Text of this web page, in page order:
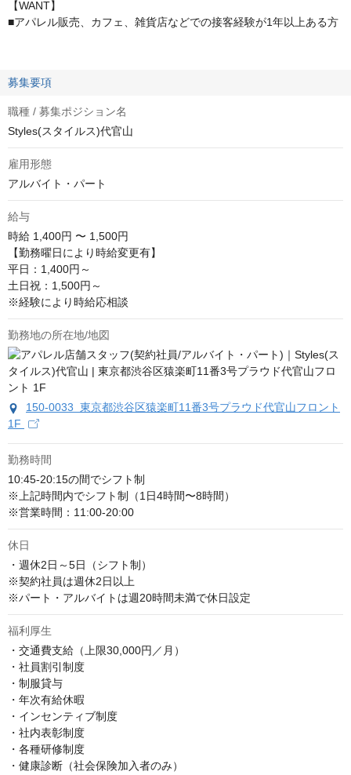
【WANT】
■アパレル販売、カフェ、雑貨店などでの接客経験が1年以上ある方
募集要項
職種 / 募集ポジション名
Styles(スタイルス)代官山
雇用形態
アルバイト・パート
給与
時給 1,400円 〜 1,500円
【勤務曜日により時給変更有】
平日：1,400円～
土日祝：1,500円～
※経験により時給応相談
勤務地の所在地/地図
150-0033 東京都渋谷区猿楽町11番3号プラウド代官山フロント
1F
勤務時間
10:45-20:15の間でシフト制
※上記時間内でシフト制（1日4時間〜8時間）
※営業時間：11:00‐20:00
休日
・週休2日～5日（シフト制）
※契約社員は週休2日以上
※パート・アルバイトは週20時間未満で休日設定
福利厚生
・交通費支給（上限30,000円／月）
・社員割引制度
・制服貸与
・年次有給休暇
・インセンティブ制度
・社内表彰制度
・各種研修制度
・健康診断（社会保険加入者のみ）